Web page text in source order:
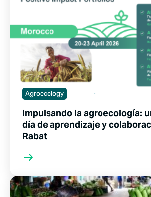
Agroecology
Impulsando la agroecología:
día de aprendizaje y
Rabat